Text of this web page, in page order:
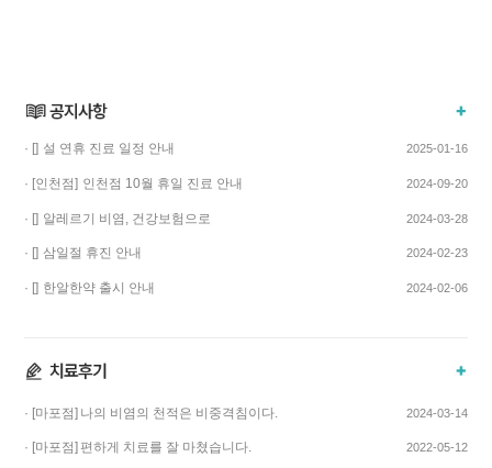
· [] 설 연휴 진료 일정 안내 2025-01-16
· [인천점] 인천점 10월 휴일 진료 안내 2024-09-20
· [] 알레르기 비염, 건강보험으로
2024-03-28
· [] 삼일절 휴진 안내 2024-02-23
· [] 한알한약 출시 안내 2024-02-06
· [마포점] 나의 비염의 천적은 비중격침이다. 2024-03-14
· [마포점] 편하게 치료를 잘 마쳤습니다. 2022-05-12